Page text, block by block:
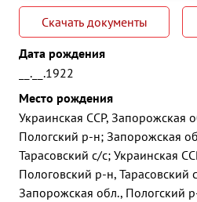
Скачать документы
Дата рождения
__.__.1922
Место рождения
Украинская ССР, Запорожская
Пологский р-н; Запорожская
Тарасовский с/с; Украинская
Пологовский р-н, Тарасовский
Запорожская обл., Пологский